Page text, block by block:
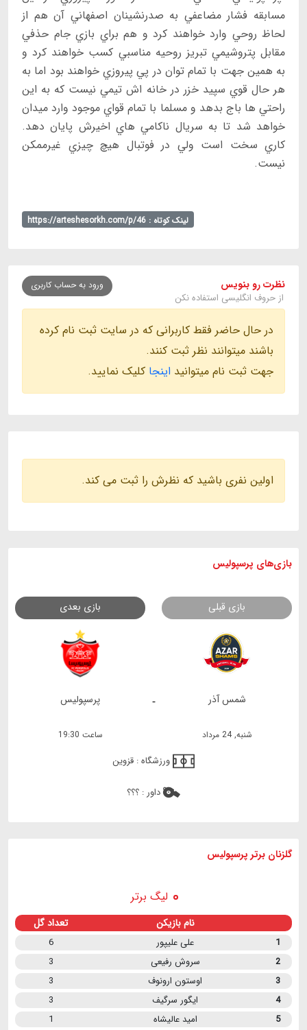
مسابقه فشار مضاعفي به صدرنشينان اصفهاني آن هم از
لحاظ روحي وارد خواهند كرد و هم براي بازي جام حذفي
مقابل پتروشيمي تبريز روحيه مناسبي كسب خواهند كرد و
به همين جهت با تمام توان در پي پيروزي خواهند بود اما به
هر حال قوي سپيد خزر در خانه اش تيمي نيست كه به اين
راحتي ها باج بدهد و مسلما با تمام قواي موجود وارد ميدان
خواهد شد تا به سريال ناكامي هاي اخيرش پايان دهد.
كاري سخت است ولي در فوتبال هيچ چيزي غيرممكن
نيست.
لینک کوتاه : https://arteshesorkh.com/p/46
نظرت رو بنویس
از حروف انگلیسی استفاده نکن
ورود به حساب کاربری
در حال حاضر فقط کاربرانی که در سایت ثبت نام کرده
باشند میتوانند نظر ثبت کنند.
جهت ثبت نام میتوانید اینجا کلیک نمایید.
اولین نفری باشید که نظرش را ثبت می کند.
بازی های پرسپولیس
بازی قبلی بازی بعدی
- شمس آذر پرسپولیس
شنبه, 24 مرداد ساعت 19:30
ورزشگاه : قزوین
داور : ؟؟؟
گلزنان برتر پرسپولیس
لیگ برتر
نام بازیکن تعداد گل
1 علی علیپور
6
2
سروش رفیعی
3
3
اوستون ارونوف
3
4
ایگور سرگیف
3
5
امید عالیشاه
1